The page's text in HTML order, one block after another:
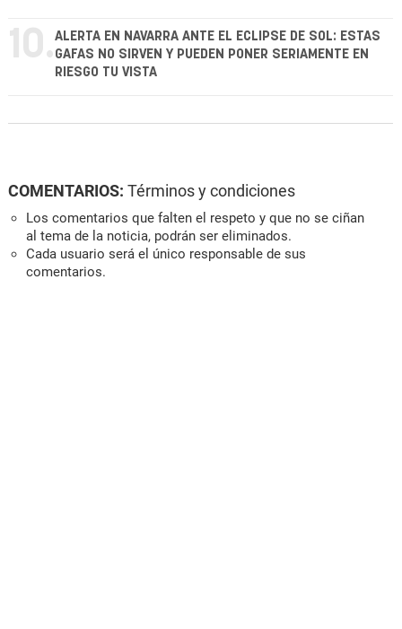
10.ALERTA EN NAVARRA ANTE EL ECLIPSE DE SOL: ESTAS
GAFAS NO SIRVEN Y PUEDEN PONER SERIAMENTE EN
RIESGO TU VISTA
COMENTARIOS: Términos y condiciones
Los comentarios que falten el respeto y que no se ciñan
al tema de la noticia, podrán ser eliminados.
Cada usuario será el único responsable de sus
comentarios.